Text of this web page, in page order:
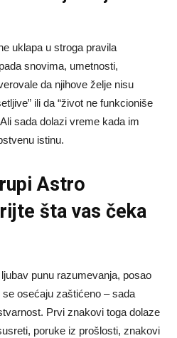
uklapa u stroga pravila
snovima, umetnosti,
da njihove želje nisu
ili da “život ne funkcioniše
sada dolazi vreme kada im
istinu.
Astro
šta vas čeka
punu razumevanja, posao
osećaju zaštićeno – sada
Prvi znakovi toga dolaze
poruke iz prošlosti, znakovi